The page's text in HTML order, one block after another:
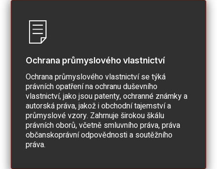
Ochrana průmyslového vlastnictví
Ochrana průmyslového vlastnictví se týká
právních opatření na ochranu duševního
vlastnictví, jako jsou patenty, ochranné známky a
autorská práva, jakož i obchodní tajemství a
průmyslové vzory. Zahrnuje širokou škálu
právních oborů, včetně smluvního práva, práva
občanskoprávní odpovědnosti a soutěžního
práva.